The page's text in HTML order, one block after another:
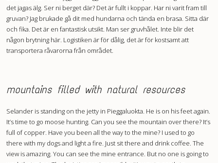
det jagas älg. Ser ni berget där? Det är fullt i koppar. Har ni varit fram till
gruvan? Jag brukade gå dit med hundarna och tända en brasa. Sitta där
och fika. Det är en fantastisk utsikt. Man ser gruvhålet. Inte blir det
någon brytning här. Logistiken är för dålig, det är för kostsamt att
transportera råvarorna från området.
mountains filled with natural resources
Selander is standing on the jetty in Pieggaluokta. He is on his feet again.
It’s time to go moose hunting. Can you see the mountain over there? It’s
full of copper. Have you been all the way to the mine? I used to go
there with my dogs and light a fire. Just sit there and drink coffee. The
view is amazing. You can see the mine entrance. But no one is going to